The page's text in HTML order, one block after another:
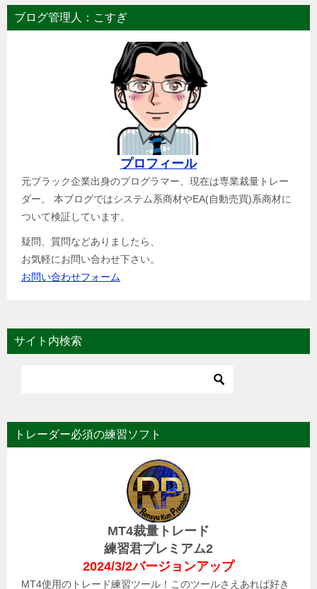
ブログ管理人：こすぎ
プロフィール
元ブラック企業出身のプログラマー、現在は専業裁量トレー
ダー。 本ブログではシステム系商材やEA(自動売買)系商材に
ついて検証しています。
疑問、質問などありましたら、
お気軽にお問い合わせ下さい。
お問い合わせフォーム
サイト内検索
トレーダー必須の練習ソフト
MT4裁量トレード
練習君プレミアム2
2024/3/2バージョンアップ
MT4使用のトレード練習ツール！このツールさえあれば好き